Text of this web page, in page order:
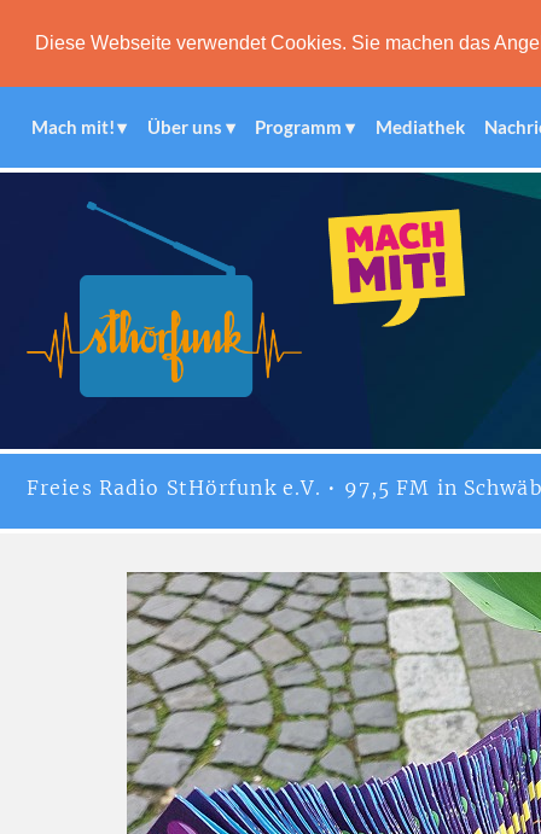
Diese Webseite verwendet Cookies. Sie machen das
Mach mit! Über uns Programm Mediathek
Freies Radio StHörfunke.V. • 97,5 FM in